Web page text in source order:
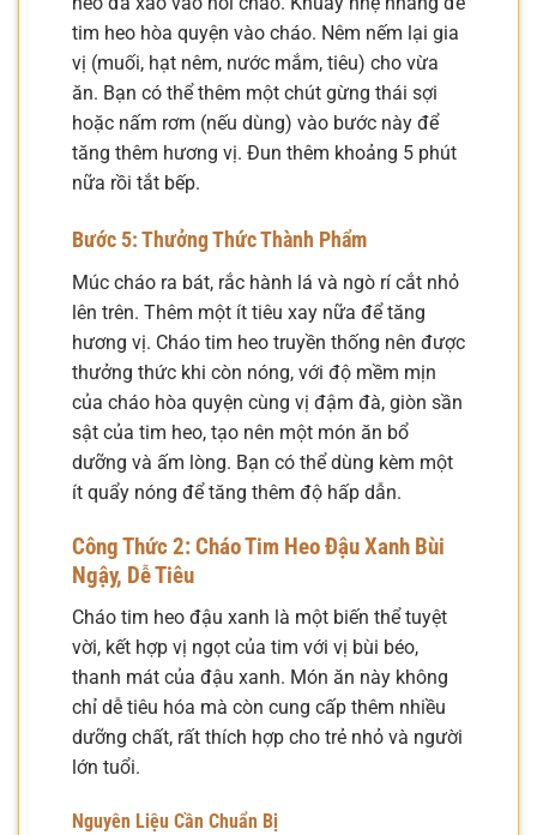
tim heo hòa quyện vào cháo. Nêm nếm lại gia
vị (muối, hạt nêm, nước mắm, tiêu) cho vừa
ăn. Bạn có thể thêm một chút gừng thái sợi
hoặc nấm rơm (nếu dùng) vào bước này để
tăng thêm hương vị. Đun thêm khoảng 5 phút
nữa rồi tắt bếp.
Bước 5: Thưởng Thức Thành Phẩm
Múc cháo ra bát, rắc hành lá và ngò rí cắt nhỏ
lên trên. Thêm một ít tiêu xay nữa để tăng
hương vị. Cháo tim heo truyền thống nên được
thưởng thức khi còn nóng, với độ mềm mịn
của cháo hòa quyện cùng vị đậm đà, giòn sần
sật của tim heo, tạo nên một món ăn bổ
dưỡng và ấm lòng. Bạn có thể dùng kèm một
ít quẩy nóng để tăng thêm độ hấp dẫn.
Công Thức 2: Cháo Tim Heo Đậu Xanh Bùi
Ngậy, Dễ Tiêu
Cháo tim heo đậu xanh là một biến thể tuyệt
vời, kết hợp vị ngọt của tim với vị bùi béo,
thanh mát của đậu xanh. Món ăn này không
chỉ dễ tiêu hóa mà còn cung cấp thêm nhiều
dưỡng chất, rất thích hợp cho trẻ nhỏ và người
lớn tuổi.
Nguyên Liệu Cần Chuẩn Bị